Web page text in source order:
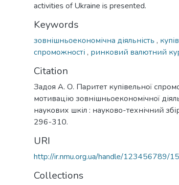
activities of Ukraine is presented.
Keywords
зовнішньоекономічна діяльність ,
спроможності , ринковий валютний
Citation
Задоя А. О. Паритет купівельної
мотивацію зовнішньоекономічної
наукових шкіл : науково-технічний
296-310.
URI
http://ir.nmu.org.ua/handle/123456789/
Collections